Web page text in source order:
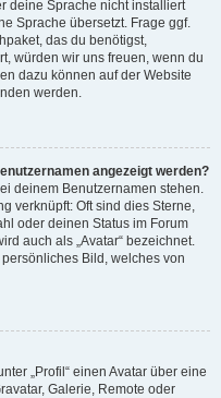
deine Sprache nicht installiert
Sprache übersetzt. Frage ggf.
das du benötigst,
würden wir uns freuen, wenn du
dazu können auf der Website
werden.
angezeigt werden?
deinem Benutzernamen stehen.
verknüpft: Oft sind dies Sterne,
oder deinen Status im Forum
auch als „Avatar“ bezeichnet.
Bild, welches von
„Profil“ einen Avatar über eine
Galerie, Remote oder